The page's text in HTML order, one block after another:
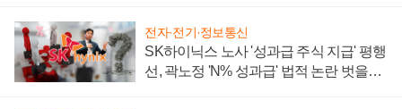
전자·전기·정보통신
SK하이닉스 노사 '성과급 주식 지급' 평행
선, 곽노정 'N% 성과급' 법적 논란 벗을지